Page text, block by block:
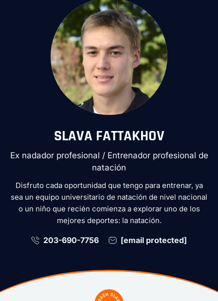
SLAVA FATTAKHOV
Ex nadador profesional / Entrenador profesional de
natación
Disfruto cada oportunidad que tengo para entrenar, ya
sea un equipo universitario de natación de nivel nacional
o un niño que recién comienza a explorar uno de los
mejores deportes: la natación.
203-690-7756 [email protected]